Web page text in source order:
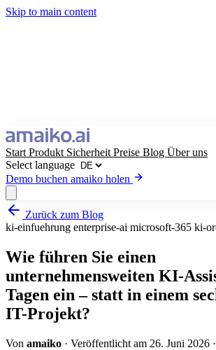
Skip to main content
Start Produkt Sicherheit Preise Blog Über uns
Select language
Demo buchen amaiko holen
amaiko holen Demo buchen
Zurück zum Blog
ki-einfuehrung enterprise-ai microsoft-365 ki-
Wie führen Sie einen
unternehmensweiten KI-
Tagen ein – statt in einem
IT-Projekt?
Von amaiko · Veröffentlicht am 26. Juni 2026 ·